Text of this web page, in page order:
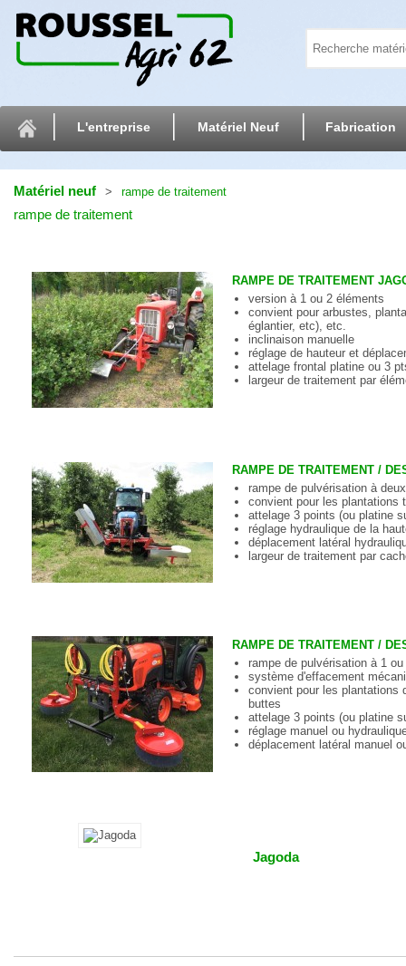
L'entreprise Matériel Neuf Fabrication
Matériel neuf rampe de traitement
rampe de traitement
RAMPE DE TRAITEMENT
version à 1 ou 2 éléments
convient pour arbustes,
églantier, etc), etc.
inclinaison manuelle
réglage de hauteur et
attelage frontal platine ou 3
largeur de traitement par
RAMPE DE TRAITEMENT /
rampe de pulvérisation à
convient pour les plantations
attelage 3 points (ou platine
réglage hydraulique de la
déplacement latéral
largeur de traitement par
RAMPE DE TRAITEMENT /
rampe de pulvérisation à 1
système d'effacement
convient pour les plantations
buttes
attelage 3 points (ou platine
réglage manuel ou
déplacement latéral manuel
Jagoda